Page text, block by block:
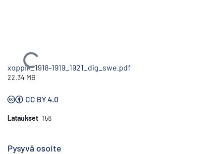
Ladataan...
xoppik_1918-1919_1921_dig_swe.pdf
22.34 MB
CC BY 4.0
Lataukset 158
Pysyvä osoite